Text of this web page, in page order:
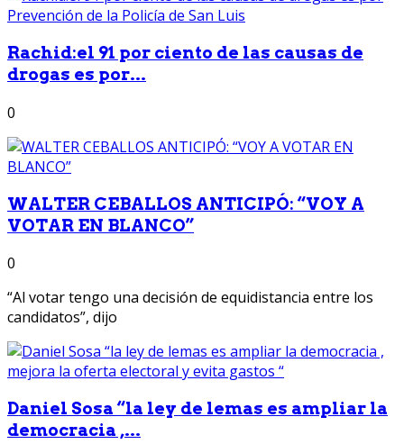
Rachid:el 91 por ciento de las causas de
drogas es por...
0
WALTER CEBALLOS ANTICIPÓ: “VOY A
VOTAR EN BLANCO”
0
“Al votar tengo una decisión de equidistancia entre los
candidatos”, dijo
Daniel Sosa “la ley de lemas es ampliar la
democracia ,...